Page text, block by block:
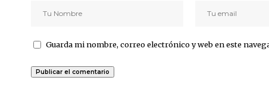
Guarda mi nombre, correo electrónico y web en este